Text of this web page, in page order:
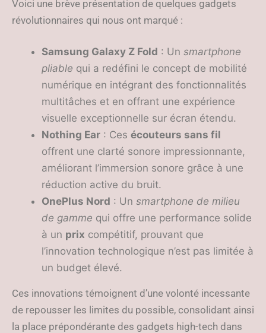
Voici une brève présentation de quelques gadgets
révolutionnaires qui nous ont marqué :
Samsung Galaxy Z Fold : Un smartphone
pliable qui a redéfini le concept de mobilité
numérique en intégrant des fonctionnalités
multitâches et en offrant une expérience
visuelle exceptionnelle sur écran étendu.
Nothing Ear : Ces écouteurs sans fil
offrent une clarté sonore impressionnante,
améliorant l’immersion sonore grâce à une
réduction active du bruit.
OnePlus Nord : Un smartphone de milieu
de gamme qui offre une performance solide
à un prix compétitif, prouvant que
l’innovation technologique n’est pas limitée à
un budget élevé.
Ces innovations témoignent d’une volonté incessante
de repousser les limites du possible, consolidant ainsi
la place prépondérante des gadgets high-tech dans